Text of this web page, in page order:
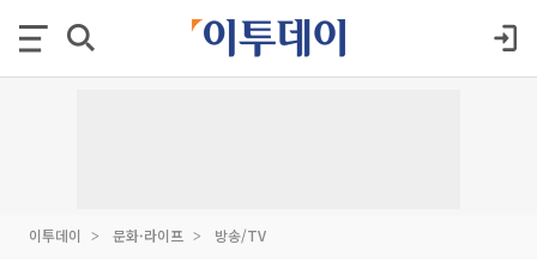
이투데이 문화·라이프 방송/TV